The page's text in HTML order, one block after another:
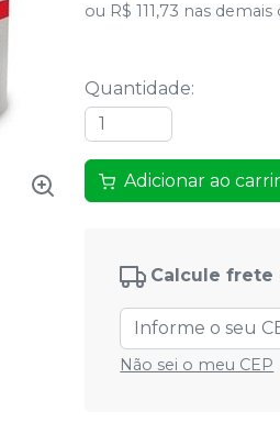
ou R$ 111,73 nas demais
Quantidade:
Adicionar ao
Calcule frete
Não sei o meu CEP